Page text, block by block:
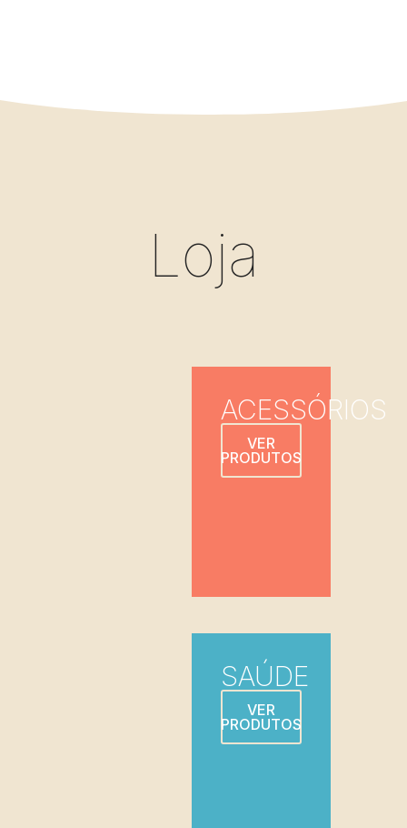
Loja
ACESSÓRIOS
VER
PRODUTOS
SAÚDE
VER
PRODUTOS